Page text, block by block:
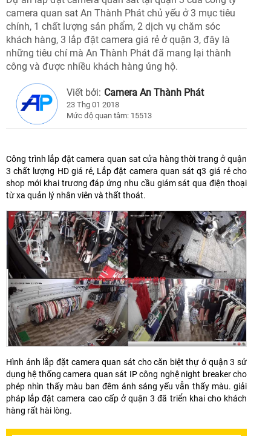
camera quan sat An Thành Phát chủ yếu ở 3 mục tiêu
chính, 1 chất lượng sản phẩm, 2 dịch vụ chăm sóc
khách hàng, 3 lắp đặt camera giá rẻ ở quận 3, đây là
những tiêu chí mà An Thành Phát đã mang lại thành
công và được nhiều khách hàng ủng hộ.
Viết bởi: Camera An Thành Phát
23 Thg 01 2018
Mức độ quan tâm: 15513
Công trình lắp đặt camera quan sat cửa hàng thời trang ở quận
3 chất lượng HD giá rẻ, Lắp đặt camera quan sát q3 giá rẻ cho
shop mới khai trương đáp ứng nhu cầu giám sát qua điện thoại
từ xa quản lý nhân viên và thất thoát.
Hình ảnh lắp đặt camera quan sát cho căn biệt thự ở quận 3 sử
dụng hệ thống camera quan sát IP công nghệ night breaker cho
phép nhìn thấy màu ban đêm ánh sáng yếu vẫn thấy màu. giải
pháp lắp đặt camera cao cấp ở quận 3 đã triển khai cho khách
hàng rất hài lòng.